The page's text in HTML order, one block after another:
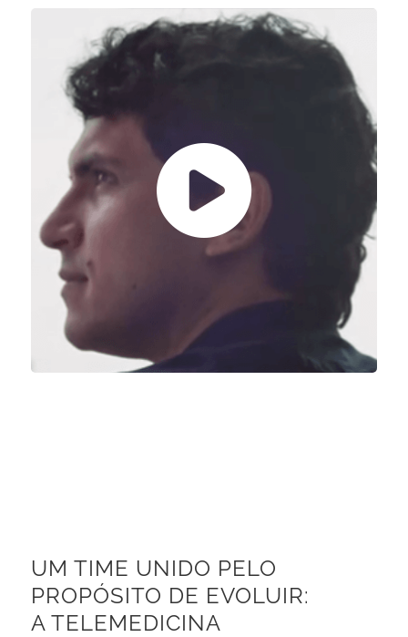
UM TIME UNIDO PELO
PROPÓSITO DE EVOLUIR:
A TELEMEDICINA